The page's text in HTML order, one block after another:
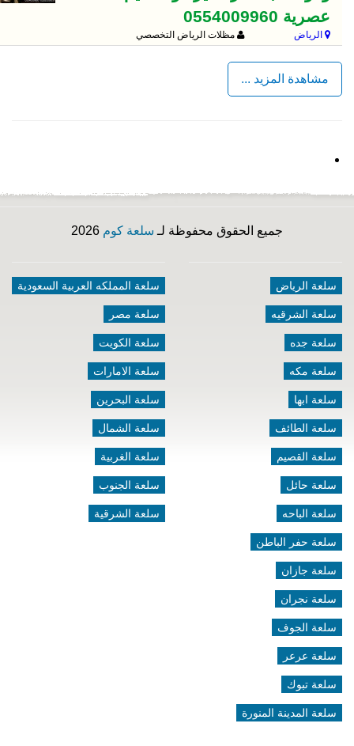
عصرية 0554009960
الرياض مظلات الرياض التخصصي
مشاهدة المزيد ...
جميع الحقوق محفوظة لـ سلعة كوم
سلعة الرياض
سلعة الشرقيه
سلعة جده
سلعة مكه
سلعة ابها
سلعة الطائف
سلعة القصيم
سلعة حائل
سلعة الباحه
سلعة حفر الباطن
سلعة جازان
سلعة نجران
سلعة الجوف
سلعة عرعر
سلعة تبوك
سلعة المدينة المنورة
سلعة المملكه العربية السعودية
سلعة مصر
سلعة الكويت
سلعة الامارات
سلعة البحرين
سلعة الشمال
سلعة الغربية
سلعة الجنوب
سلعة الشرقية